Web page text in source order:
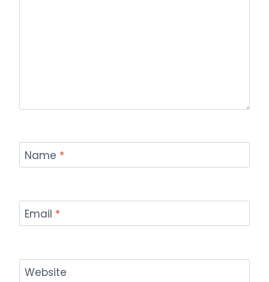
Name *
Email *
Website